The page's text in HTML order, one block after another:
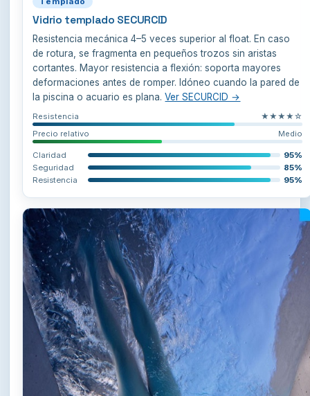
Vidrio templado SECURCID
Resistencia mecánica 4–5 veces superior al float. En caso
de rotura, se fragmenta en pequeños trozos sin aristas
cortantes. Mayor resistencia a flexión: soporta mayores
deformaciones antes de romper. Idóneo cuando la pared de
la piscina o acuario es plana.Ver SECURCID →
Resistencia
★★★★☆
Precio relativo
Medio
Claridad
95%
Seguridad
85%
Resistencia
95%